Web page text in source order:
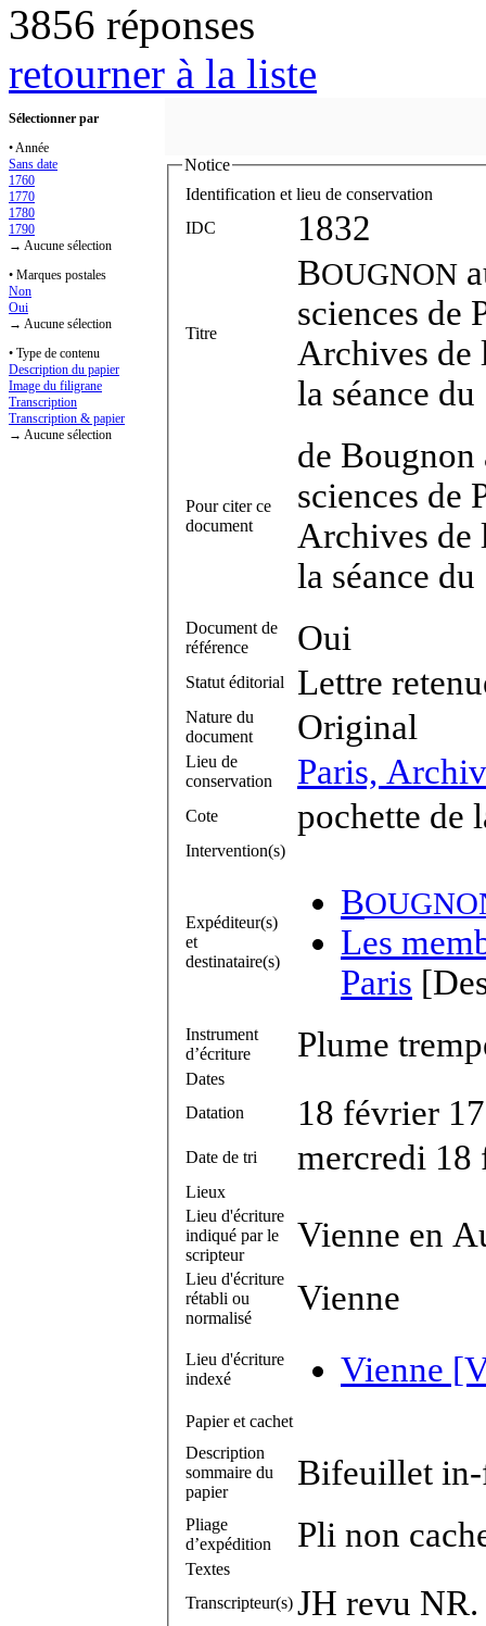
3856 réponses
retourner à la liste
Sélectionner par
• Année
Sans date
1760
1770
1780
1790
→ Aucune sélection
• Marques postales
Non
Oui
→ Aucune sélection
• Type de contenu
Description du papier
Image du filigrane
Transcription
Transcription & papier
→ Aucune sélection
Notice
Identification et lieu de conservation
IDC
1832
Titre
BOUGNON aux
sciences de
Archives de
la séance
Pour citer ce
document
de Bougnon
sciences de
Archives de
la séance
Document de
référence
Oui
Statut éditorial Lettre
Nature du
document
Original
Lieu de
conservation
Paris,
Cote pochette de
Intervention(s)
Expéditeur(s)
et
destinataire(s)
B
Les
Paris
Instrument
d’écriture
Plume
Dates
Datation
18 février
Date de tri mercredi 18
Lieux
Lieu d'écriture
indiqué par le
scripteur
Vienne en
Lieu d'écriture
rétabli ou
normalisé
Vienne
Lieu d'écriture
indexé
Vienne
Papier et cachet
Description
sommaire du
papier
Bifeuillet
Pliage
d’expédition
Pli non
Textes
Transcripteur(s) JH revu NR.